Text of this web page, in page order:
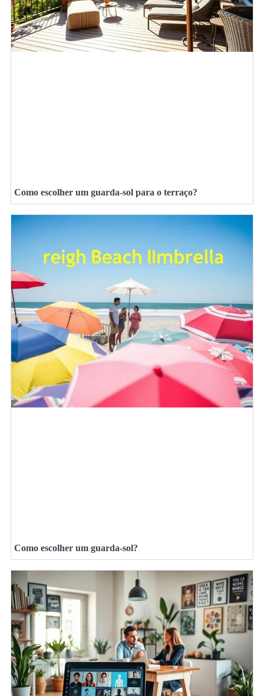
Como escolher um guarda-sol para o terraço?
Como escolher um guarda-sol?